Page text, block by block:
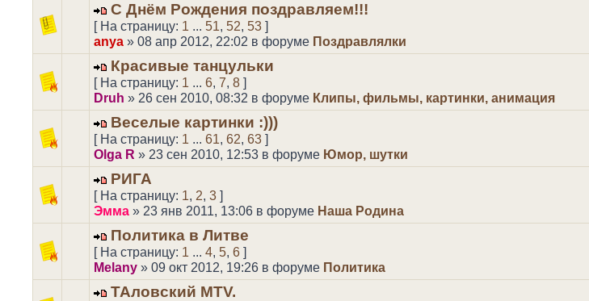
С Днём Рождения поздравляем!!!
[ На страницу: 1 ... 51, 52, 53 ]
anya » 08 апр 2012, 22:02 в форуме Поздравлялки
Красивые танцульки
[ На страницу: 1 ... 6, 7, 8 ]
Druh » 26 сен 2010, 08:32 в форуме Клипы, фильмы, картинки, анимация
Веселые картинки :)))
[ На страницу: 1 ... 61, 62, 63 ]
Olga R » 23 сен 2010, 12:53 в форуме Юмор, шутки
РИГА
[ На страницу: 1, 2, 3 ]
Эмма » 23 янв 2011, 13:06 в форуме Наша Родина
Политика в Литве
[ На страницу: 1 ... 4, 5, 6 ]
Melany » 09 окт 2012, 19:26 в форуме Политика
ТАловский MTV.